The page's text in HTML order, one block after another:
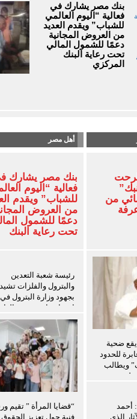
بنك مصر يشارك في
فعالية “اليوم العالمي
للشباب” ويقدم العديد
من العروض المجانية
دعمًا للشمول المالي
تحت رعاية البنك
المركزي
من
ضحية
للحدود
ويطالب
: أحمد
الذي
أهل مصر
بنك مصر يشارك
فعالية “اليوم
للشباب” ويقدم
من العروض
دعمًا للشمول
تحت رعاية البنك
رئيسة شعبة التعدين
والبترول والفلزات تشيد
بجهود وزارة البترول في
احتواء حادث سفن الغاز
بدمياط
“قضايا المرأة ” تقيم
فنية حول تعزيز الحقوق